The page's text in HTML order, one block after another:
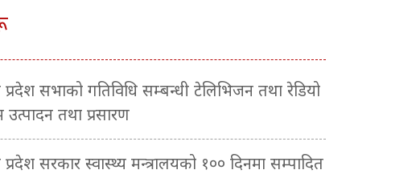
प्रदेश सभाको गतिविधि सम्बन्धी टेलिभिजन तथा रेडियो
उत्पादन तथा प्रसारण
प्रदेश सरकार स्वास्थ्य मन्त्रालयको १०० दिनमा सम्पादित